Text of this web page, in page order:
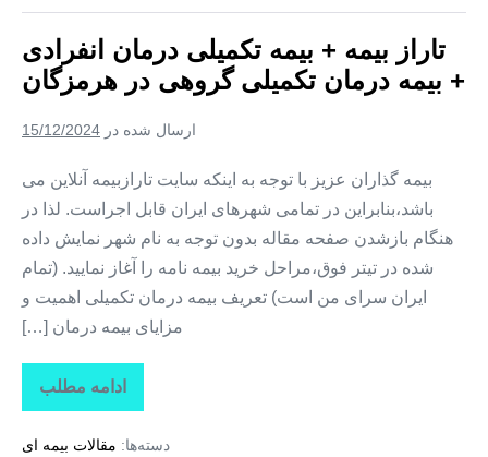
درمان
+
بیمه
درمان
تکمیلی
در
تاراز بیمه + بیمه تکمیلی درمان انفرادی
+ بیمه درمان تکمیلی گروهی در هرمزگان
ارسال شده در 15/12/2024
بیمه گذاران عزیز با توجه به اینکه سایت تارازبیمه آنلاین می
باشد،بنابراین در تمامی شهرهای ایران قابل اجراست. لذا در
هنگام بازشدن صفحه مقاله بدون توجه به نام شهر نمایش داده
شده در تیتر فوق،مراحل خرید بیمه نامه را آغاز نمایید. (تمام
ایران سرای من است) تعریف بیمه درمان تکمیلی اهمیت و
مزایای بیمه درمان […]
ادامه مطلب
تاراز
بیمه
بیمه
دسته‌ها: مقالات بیمه ای